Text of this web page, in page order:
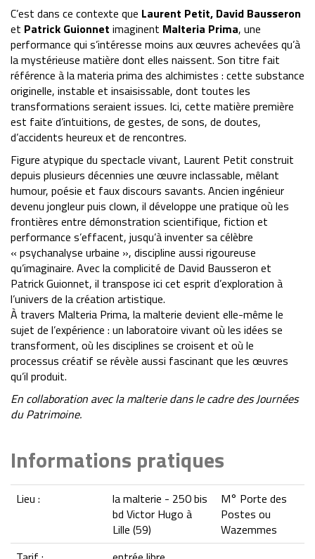
C’est dans ce contexte que Laurent Petit, David Bausseron
et Patrick Guionnet imaginent Malteria Prima, une
performance qui s’intéresse moins aux œuvres achevées qu’à
la mystérieuse matière dont elles naissent. Son titre fait
référence à la materia prima des alchimistes : cette substance
originelle, instable et insaisissable, dont toutes les
transformations seraient issues. Ici, cette matière première
est faite d’intuitions, de gestes, de sons, de doutes,
d’accidents heureux et de rencontres.
Figure atypique du spectacle vivant, Laurent Petit construit
depuis plusieurs décennies une œuvre inclassable, mêlant
humour, poésie et faux discours savants. Ancien ingénieur
devenu jongleur puis clown, il développe une pratique où les
frontières entre démonstration scientifique, fiction et
performance s’effacent, jusqu’à inventer sa célèbre
« psychanalyse urbaine », discipline aussi rigoureuse
qu’imaginaire. Avec la complicité de David Bausseron et
Patrick Guionnet, il transpose ici cet esprit d’exploration à
l’univers de la création artistique.
À travers Malteria Prima, la malterie devient elle-même le
sujet de l’expérience : un laboratoire vivant où les idées se
transforment, où les disciplines se croisent et où le
processus créatif se révèle aussi fascinant que les œuvres
qu’il produit.
En collaboration avec la malterie dans le cadre des Journées
du Patrimoine.
Informations pratiques
Lieu :
la malterie - 250 bis
bd Victor Hugo à
Lille (59)
M° Porte des
Postes ou
Wazemmes